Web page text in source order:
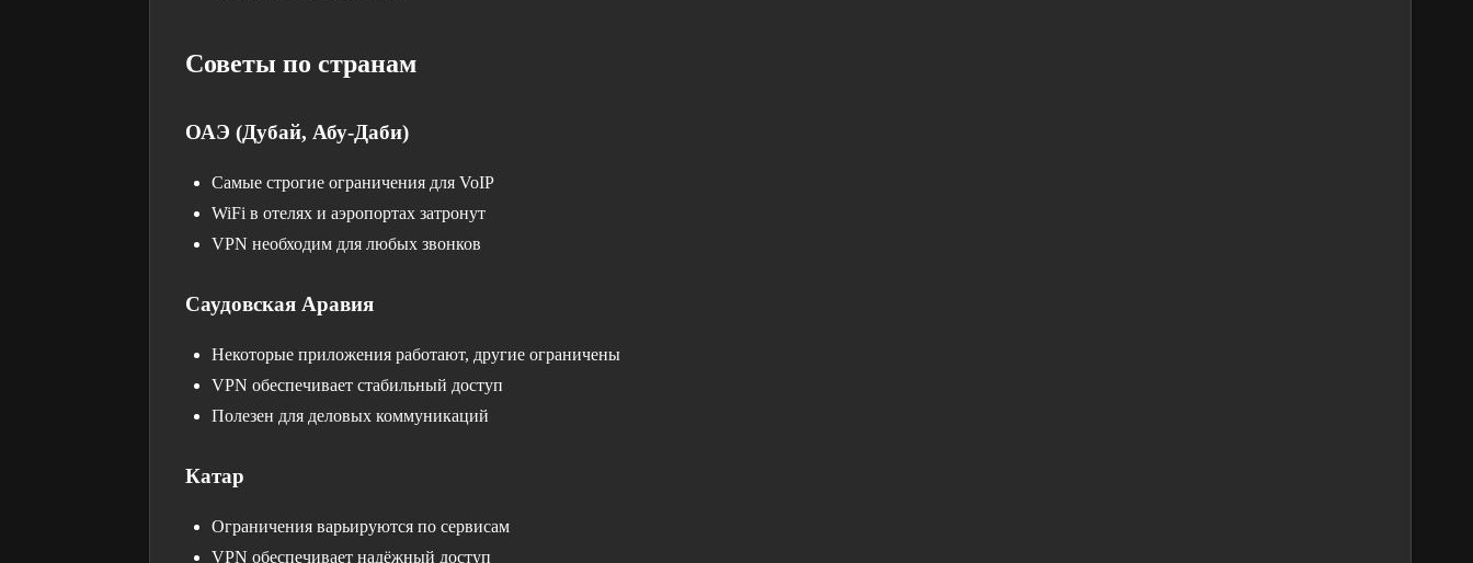
Советы по странам
ОАЭ (Дубай, Абу-Даби)
Самые строгие ограничения для VoIP
WiFi в отелях и аэропортах затронут
VPN необходим для любых звонков
Саудовская Аравия
Некоторые приложения работают, другие ограничены
VPN обеспечивает стабильный доступ
Полезен для деловых коммуникаций
Катар
Ограничения варьируются по сервисам
VPN обеспечивает надёжный доступ